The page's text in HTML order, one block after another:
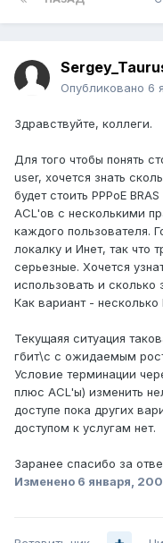
Опубликовано 6
Здравствуйте, коллеги.
Для того чтобы понять
user, хочется знать
будет стоить PPPoE
ACL'ов с несколькими
каждого пользователя.
локалку и Инет, так что
серьезные. Хочется
использовать и сколько
Как вариант - несколько
Текущаяя ситуация
гбит\с с ожидаемым
Условие терминации
плюс ACL'ы) изменить
доступе пока других
доступом к услугам нет.
Заранее спасибо за
Изменено 6 января,